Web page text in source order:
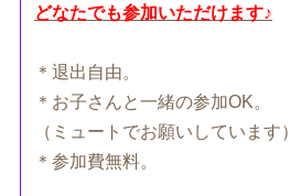
どなたでも参加いただけます♪
＊退出自由。
＊お子さんと一緒の参加OK。
（ミュートでお願いしています）
＊参加費無料。